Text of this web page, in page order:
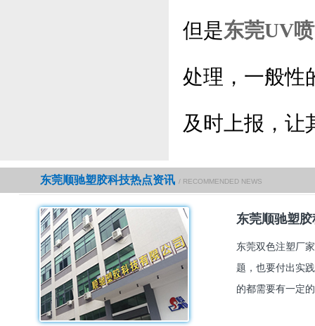
但是东莞UV
处理，一般性
及时上报，让
东莞顺驰塑胶科技热点资讯 / RECOMMENDED NEWS
东莞顺驰塑
东莞双色注塑厂
题，也要付出实
的都需要有一定